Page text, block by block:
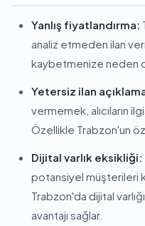
Yanlış fiyatlandırma:
analiz etmeden ilan
kaybetmenize neden
Yetersiz ilan
vermemek, alıcıların
Özellikle Trabzon'un
Dijital varlık eksikliği:
potansiyel müşterileri
Trabzon'da dijital
avantajı sağlar.